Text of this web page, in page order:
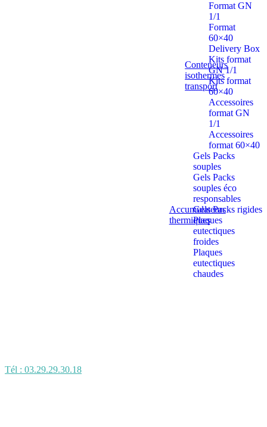
Conteneurs
isothermes
transport
Format GN
1/1
Format
60×40
Delivery Box
Kits format
GN 1/1
Kits format
60×40
Accessoires
format GN
1/1
Accessoires
format 60×40
Accumulateurs
thermiques
Gels Packs
souples
Gels Packs
souples éco
responsables
Gels Packs rigides
Plaques
eutectiques
froides
Plaques
eutectiques
chaudes
Tél : 03.29.29.30.18